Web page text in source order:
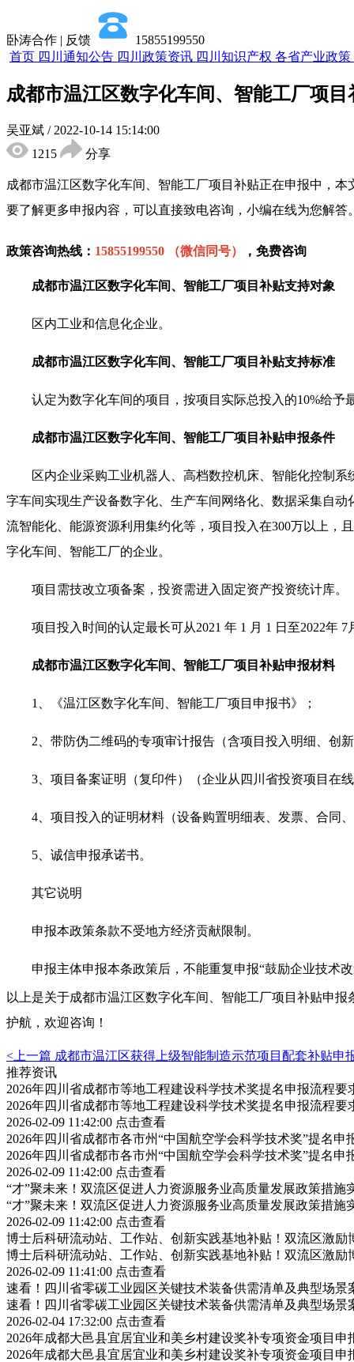
卧涛合作 | 反馈
15855199550
首页 四川通知公告 四川政策资讯 四川知识产权 各省产业政策
成都市温江区数字化车间、智能工厂项
吴亚斌 / 2022-10-14 15:14:00
1215
分享
成都市温江区数字化车间、智能工厂项目补贴正在申报中，本
要了解更多申报内容，可以直接致电咨询，小编在线为您解答
政策咨询热线： 15855199550 （微信同号） ，免费咨询
成都市温江区数字化车间、智能工厂项目补贴支持对象
区内工业和信息化企业。
成都市温江区数字化车间、智能工厂项目补贴支持标准
认定为数字化车间的项目，按项目实际总投入的10%给予
成都市温江区数字化车间、智能工厂项目补贴申报条件
区内企业采购工业机器人、高档数控机床、智能化控制系
字车间实现生产设备数字化、生产车间网络化、数据采集自
流智能化、能源资源利用集约化等，项目投入在300万以上，
字化车间、智能工厂的企业。
项目需技改立项备案，投资需进入固定资产投资统计库。
项目投入时间的认定最长可从2021 年 1 月 1 日至2022年 7
成都市温江区数字化车间、智能工厂项目补贴申报材料
1、 《温江区数字化车间、智能工厂项目申报书》；
2、 带防伪二维码的专项审计报告（含项目投入明细、创
3、 项目备案证明（复印件）（企业从四川省投资项目在
4、 项目投入的证明材料（设备购置明细表、发票、合同
5、 诚信申报承诺书。
其它说明
申报本政策条款不受地方经济贡献限制。
申报主体申报本条政策后，不能重复申报“鼓励企业技术
以上是关于成都市温江区数字化车间、智能工厂项目补贴申报
护航，欢迎咨询 ！
<上一篇 成都市温江区获得上级智能制造示范项目配套补贴申
推荐资讯
2026年四川省成都市等地工程建设科学技术奖提名申报流程
2026年四川省成都市等地工程建设科学技术奖提名申报流程
2026-02-09 11:42:00 点击查看
2026年四川省成都市各市州“中国航空学会科学技术奖”提名申
2026年四川省成都市各市州“中国航空学会科学技术奖”提名申
2026-02-09 11:42:00 点击查看
“才”聚未来！双流区促进人力资源服务业高质量发展政策措施
“才”聚未来！双流区促进人力资源服务业高质量发展政策措施
2026-02-09 11:42:00 点击查看
博士后科研流动站、工作站、创新实践基地补贴！双流区激
博士后科研流动站、工作站、创新实践基地补贴！双流区激
2026-02-09 11:41:00 点击查看
速看！四川省零碳工业园区关键技术装备供需清单及典型场
速看！四川省零碳工业园区关键技术装备供需清单及典型场
2026-02-04 17:32:00 点击查看
2026年成都大邑县宜居宜业和美乡村建设奖补专项资金项目
2026年成都大邑县宜居宜业和美乡村建设奖补专项资金项目